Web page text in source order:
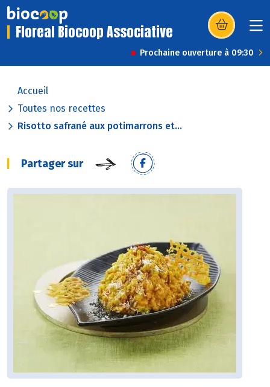
Floreal Biocoop Associative (s’ouvre dans
Prochaine ouverture à 09:30
Accueil
Toutes nos recettes
Risotto safrané aux potimarrons et...
Partager sur